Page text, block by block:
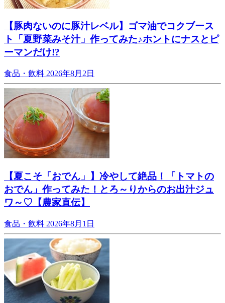
【豚肉ないのに豚汁レベル】ゴマ油でコクブース
ト「夏野菜みそ汁」作ってみた♪ホントにナスとピ
ーマンだけ!?
食品・飲料 2026年8月2日
【夏こそ「おでん」】冷やして絶品！「トマトの
おでん」作ってみた！とろ～りからのお出汁ジュ
ワ～♡【農家直伝】
食品・飲料 2026年8月1日